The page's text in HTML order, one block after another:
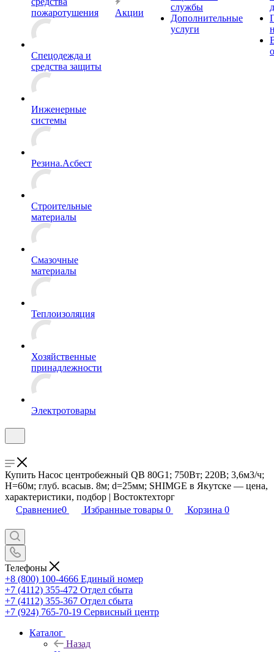
пожаротушения
Спецодежда и
средства защиты
Инженерные
системы
Резина.Асбест
Строительные
материалы
Смазочные
материалы
Теплоизоляция
Хозяйственные
принадлежности
Электротовары
Акции
службы
Дополнительные
услуги
Купить Насос центробежный QB 80G1; 750Вт; 220В; 3,6м3/ч;
Н=60м; глуб. всасыв. 8м; d=25мм; SHIMGE в Якутске — цена,
характеристики, подбор | Востоктехторг
Сравнение0 Избранные товары 0 Корзина 0
Телефоны
+8 (800) 100-4666 Единый номер
+7 (4112) 355-472 Отдел сбыта
+7 (4112) 355-367 Отдел сбыта
+7 (924) 765-70-19 Сервисный центр
Каталог
Назад